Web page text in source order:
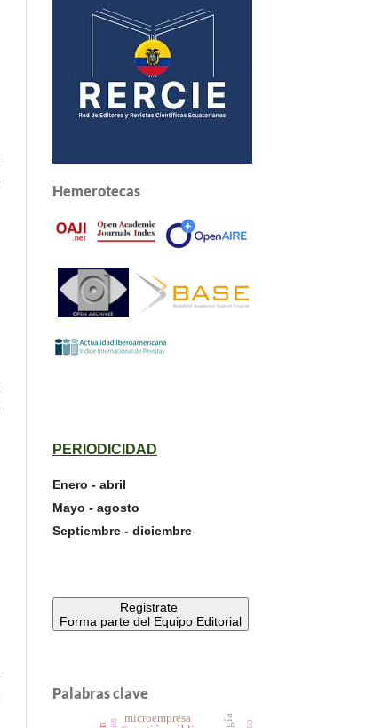
Hemerotecas
PERIODICIDAD
Enero - abril
Mayo - agosto
Septiembre - diciembre
Registrate
Forma parte del Equipo Editorial
Palabras clave
microempresa